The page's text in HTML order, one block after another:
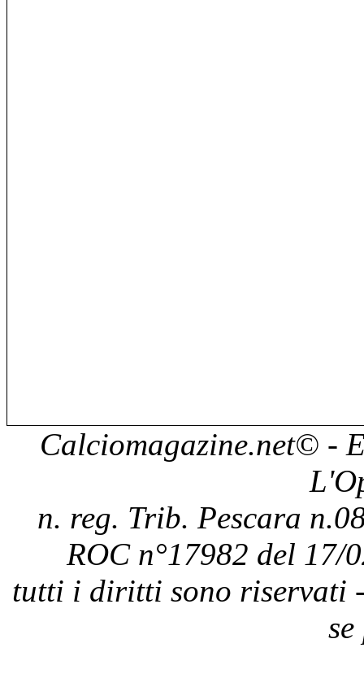
Calciomagazine.net© -
n. reg. Trib. Pescara
ROC n°17982 del 17/
tutti i diritti sono riservati